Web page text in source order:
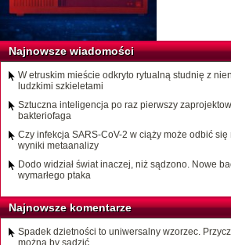
Najnowsze wiadomości
W etruskim mieście odkryto rytualną studnię z
ludzkimi szkieletami
Sztuczna inteligencja po raz pierwszy
bakteriofaga
Czy infekcja SARS-CoV-2 w ciąży może odbić
wyniki metaanalizy
Dodo widział świat inaczej, niż sądzono. Nowe
wymarłego ptaka
Najnowsze komentarze
Spadek dzietności to uniwersalny wzorzec.